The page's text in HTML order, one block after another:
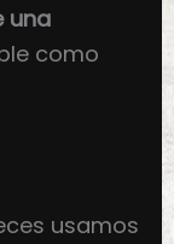
una
como
usamos